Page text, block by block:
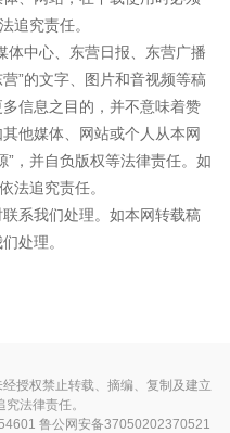
追究责任。
中心、东营日报、东营广播
”的文字、图片和音视频等稿
信息之目的，并不意味着赞
他媒体、网站或个人从本网
”，并自负版权等法律责任。如
法追究责任。
系我们处理。如本网转载稿
处理。
授权禁止转载、摘编、复制及建立
法律责任。
鲁公网安备37050202370521